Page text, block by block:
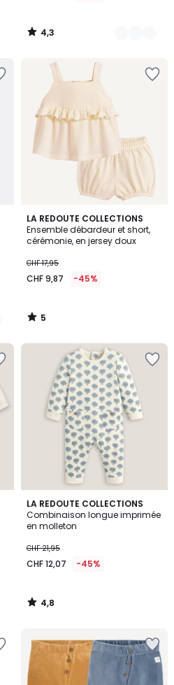
4,3
/
LA REDOUTE COLLECTIONS
Ensemble débardeur et short,
cérémonie, en jersey doux
CHF 17,95
CHF 9,87 -45%
5
/
5
5
/
LA REDOUTE COLLECTIONS
Combinaison longue imprimée
en molleton
CHF 21,95
CHF 12,07 -45%
4,8
/ 5
4,8
/